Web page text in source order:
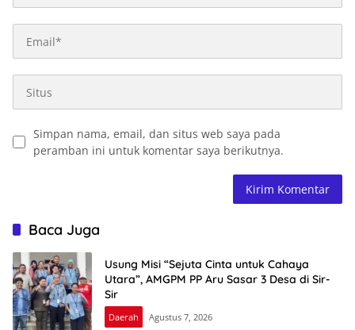
Simpan nama, email, dan situs web saya pada
peramban ini untuk komentar saya berikutnya.
Baca Juga
Usung Misi “Sejuta Cinta untuk Cahaya
Utara”, AMGPM PP Aru Sasar 3 Desa di Sir-
Sir
Daerah Agustus 7, 2026